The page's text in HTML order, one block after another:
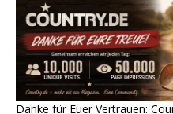
Danke für Euer Vertrauen: